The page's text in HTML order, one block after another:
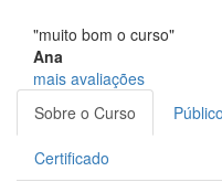
"muito bom o curso"
Ana
mais avaliações
Sobre o Curso
Certificado